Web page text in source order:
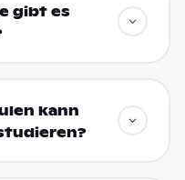
gibt es
kann